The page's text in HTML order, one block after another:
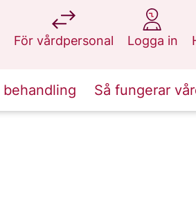
För vårdpersonal
på 1177.se
Logga in
på 1177.se
Så fungerar